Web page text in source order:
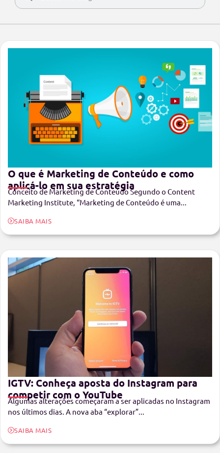
O que é Marketing de Conteúdo e como
aplicá-lo em sua estratégia
Conceito de Marketing de Conteúdo Segundo o Content
Marketing Institute, “Marketing de Conteúdo é uma...
SAIBA MAIS
IGTV: Conheça aposta do Instagram para
competir com o YouTube
Algumas alterações começaram a ser aplicadas no Instagram
nos últimos dias. A nova aba “explorar”...
SAIBA MAIS